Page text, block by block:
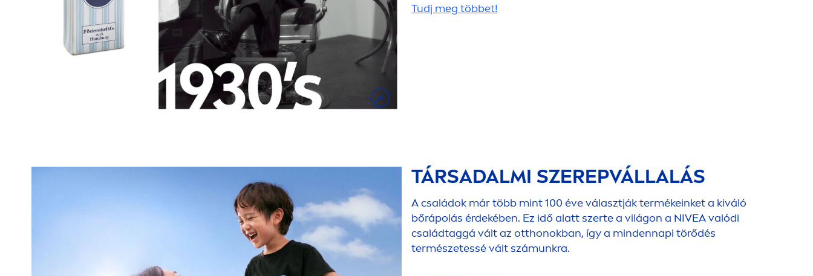
Tudj meg többet!
TÁRSADALMI SZEREPVÁLLALÁS
A családok már több mint 100 éve választják termékeinket a kiváló
bőrápolás érdekében. Ez idő alatt szerte a világon a NIVEAvalódi
családtaggá vált az otthonokban, így a mindennapi törődés
természetessé vált számunkra.